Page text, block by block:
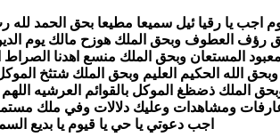
العطوف وبحق الملك هوزح مالك يوم الدين
المستعان وبحق الملك منسع اهدنا الصراط
الله الحكيم العليم وبحق الملك شتثخ
وبحق الملك ذضظغ الموكل بالقوائم
خطرات 4 الابدوامك عارفات ومشاهدات وعليك
اجب دعوتي يا حي يا قيوم يا بديع